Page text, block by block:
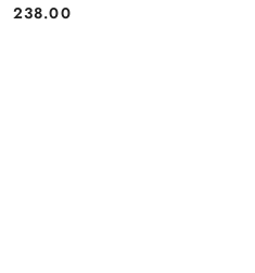
Cena:
238.00